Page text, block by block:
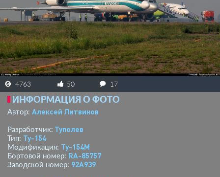
ЗАРЕГИСТРИРОВАТЬСЯ
4763 50 17
ИНФОРМАЦИЯ О ФОТО
Автор: Алексей Литвинов
Разработчик: Туполев
Тип: Ту-154
Модификация: Ту-154М
Бортовой номер: RA-85757
Заводской номер: 92A939